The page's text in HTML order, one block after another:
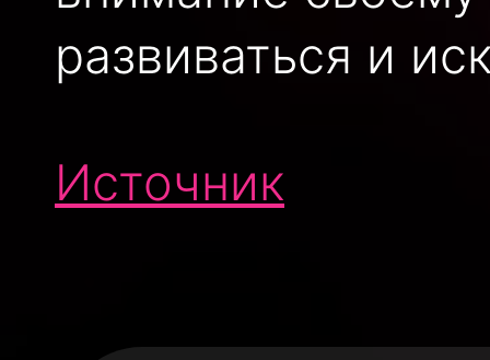
развиваться и
Источник